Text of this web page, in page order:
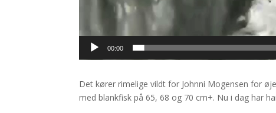
00:00
Det kører rimelige vildt for Johnni Mogensen for
med blankfisk på 65, 68 og 70 cm+. Nu i dag har